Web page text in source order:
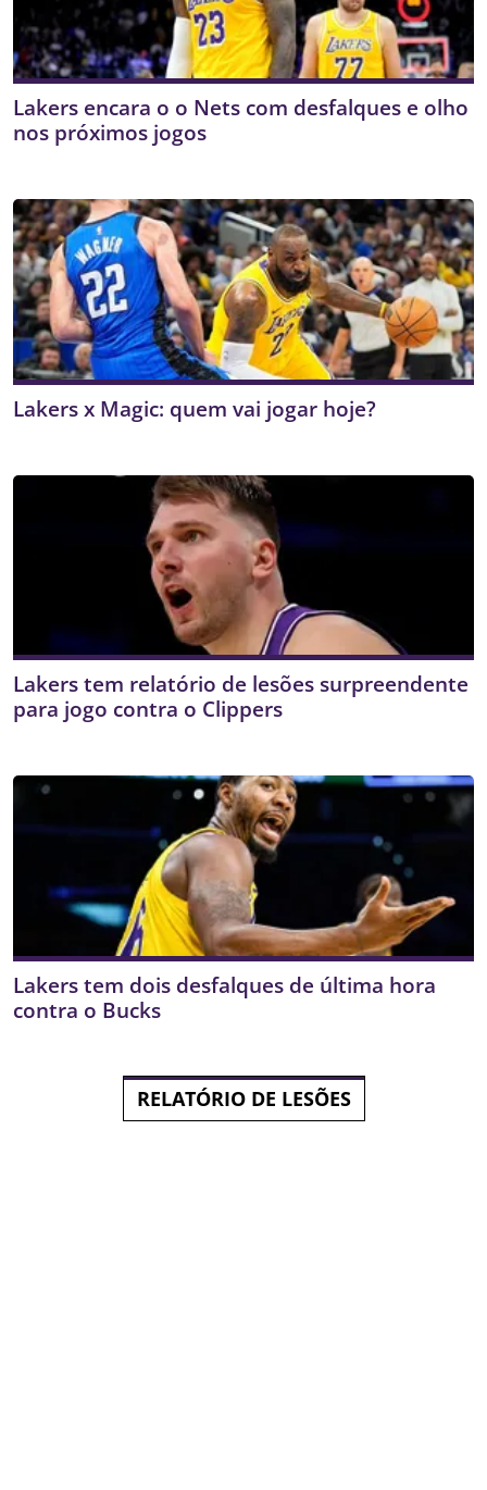
Lakers encara o o Nets com desfalques e olho
nos próximos jogos
Lakers x Magic: quem vai jogar hoje?
Lakers tem relatório de lesões surpreendente
para jogo contra o Clippers
Lakers tem dois desfalques de última hora
contra o Bucks
RELATÓRIO DE LESÕES